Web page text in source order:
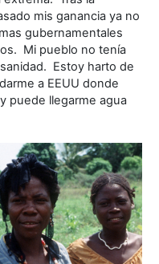
mis ganancia ya no
gubernamentales
Mi pueblo no tenía
Estoy harto de
a EEUU donde
puede llegarme agua